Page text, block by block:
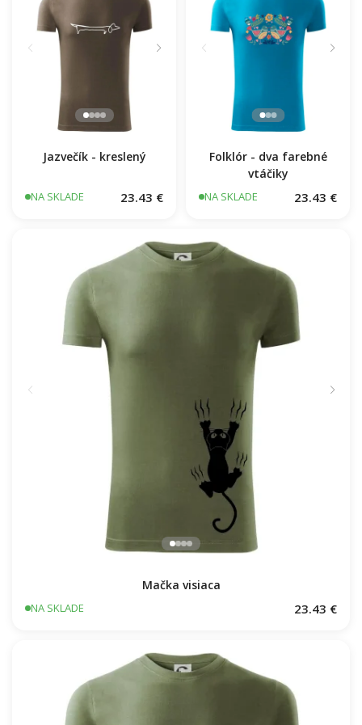
Jazvečík - kreslený
NA SKLADE 23.43 €
Folklór - dva farebné
vtáčiky
NA SKLADE 23.43 €
Mačka visiaca
NA SKLADE 23.43 €